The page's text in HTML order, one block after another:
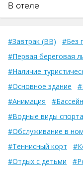
В отеле
#Завтрак (BB)
#Без
#Первая береговая
#Наличие
#Основное здание
#Анимация
#Бассейн
#Водные виды спорта
#Обслуживание в
#Теннисный корт
#Отдых с детьми